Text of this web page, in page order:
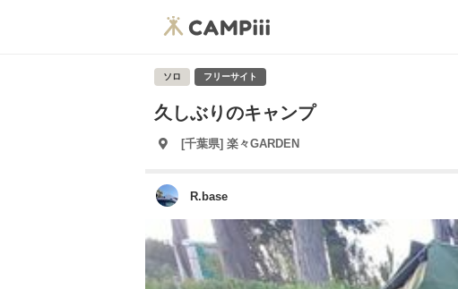
ソロ フリーサイト
久しぶりのキャンプ
[千葉県] 楽々GARDEN
R.base